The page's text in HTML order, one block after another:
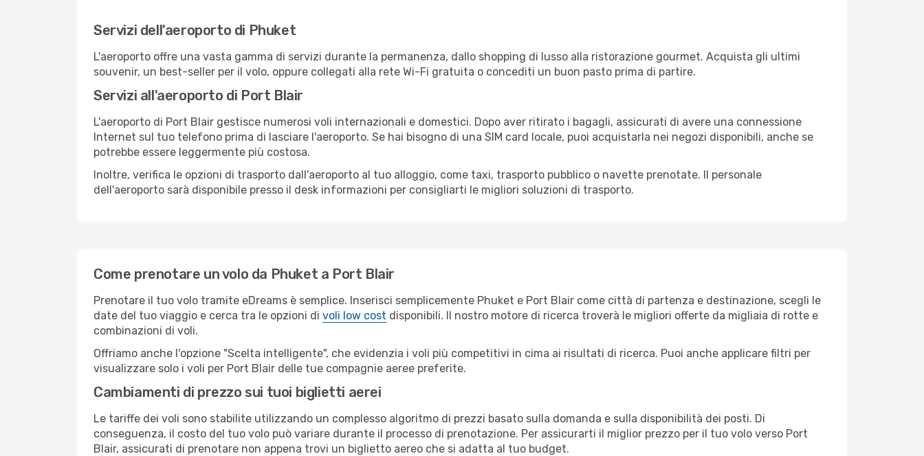
Servizi dell'aeroporto di Phuket
L'aeroporto offre una vasta gamma di servizi durante la permanenza, dallo shopping di lusso alla ristorazione gourmet. Acquista gli ultimi
souvenir, un best-seller per il volo, oppure collegati alla rete Wi-Fi gratuita o concediti un buon pasto prima di partire.
Servizi all'aeroporto di Port Blair
L'aeroporto di Port Blair gestisce numerosi voli internazionali e domestici. Dopo aver ritirato i bagagli, assicurati di avere una connessione
Internet sul tuo telefono prima di lasciare l'aeroporto. Se hai bisogno di una SIM card locale, puoi acquistarla nei negozi disponibili, anche se
potrebbe essere leggermente più costosa.
Inoltre, verifica le opzioni di trasporto dall'aeroporto al tuo alloggio, come taxi, trasporto pubblico o navette prenotate. Il personale
dell'aeroporto sarà disponibile presso il desk informazioni per consigliarti le migliori soluzioni di trasporto.
Come prenotare un volo da Phuket a Port Blair
Prenotare il tuo volo tramite eDreams è semplice. Inserisci semplicemente Phuket e Port Blair come città di partenza e destinazione, scegli le
date del tuo viaggio e cerca tra le opzioni di voli low cost disponibili. Il nostro motore di ricerca troverà le migliori offerte da migliaia di rotte e
combinazioni di voli.
Offriamo anche l'opzione "Scelta intelligente", che evidenzia i voli più competitivi in cima ai risultati di ricerca. Puoi anche applicare filtri per
visualizzare solo i voli per Port Blair delle tue compagnie aeree preferite.
Cambiamenti di prezzo sui tuoi biglietti aerei
Le tariffe dei voli sono stabilite utilizzando un complesso algoritmo di prezzi basato sulla domanda e sulla disponibilità dei posti. Di
conseguenza, il costo del tuo volo può variare durante il processo di prenotazione. Per assicurarti il miglior prezzo per il tuo volo verso Port
Blair, assicurati di prenotare non appena trovi un biglietto aereo che si adatta al tuo budget.